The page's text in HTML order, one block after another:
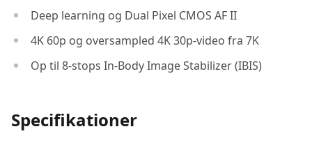
Deep learning og Dual Pixel CMOS AF II
4K 60p og oversampled 4K 30p-video fra 7K
Op til 8-stops In-Body Image Stabilizer (IBIS)
Specifikationer